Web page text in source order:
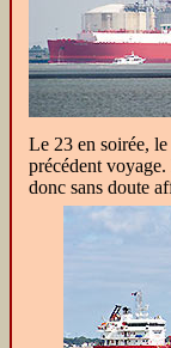
Le 23 en soirée,
précédent
donc sans doute